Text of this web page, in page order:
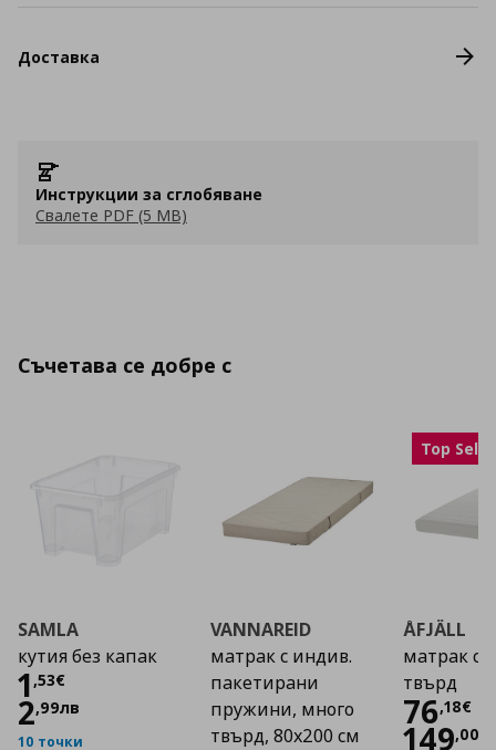
Доставка
Инструкции за сглобяване
Свалете PDF (5 MB)
Съчетава се добре с
SAMLA
кутия без капак
1 ,53€
Цена
2,99лв
10 точки
VANNAREID
матрак с индив.
пакетирани
пружини, много
твърд, 80x200 см
Top
ÅFJÄLL
матрак с
твърд
76,18€
Цена
149,00